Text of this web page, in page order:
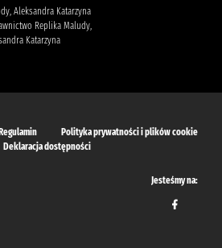
Aleksandra Katarzyna
Replika Maludy,
Katarzyna
Regulamin
Polityka prywatności i plików cookie
Deklaracja dostępności
Jesteśmy na: